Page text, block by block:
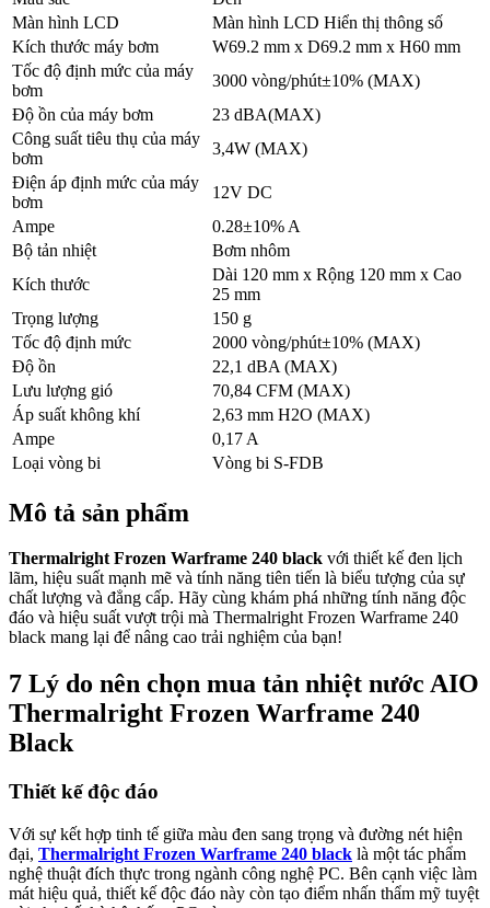
Màn hình LCD
Màn hình LCD Hiển thị thông số
Kích thước máy bơm
W69.2 mm x D69.2 mm x H60 mm
Tốc độ định mức của máy
bơm
3000 vòng/phút±10% (MAX)
Độ ồn của máy bơm
23 dBA(MAX)
Công suất tiêu thụ của máy
bơm
3,4W (MAX)
Điện áp định mức của máy
bơm
12V DC
Ampe
0.28±10% A
Bộ tản nhiệt
Bơm nhôm
Kích thước
Dài 120 mm x Rộng 120 mm x Cao
25 ​​mm
Trọng lượng
150 g
Tốc độ định mức
2000 vòng/phút±10% (MAX)
Độ ồn
22,1 dBA (MAX)
Lưu lượng gió
70,84 CFM (MAX)
Áp suất không khí
2,63 mm H2O (MAX)
Ampe
0,17 A
Loại vòng bi
Vòng bi S-FDB
Mô tả sản phẩm
Thermalright Frozen Warframe 240 black với thiết kế đen lịch
lãm, hiệu suất mạnh mẽ và tính năng tiên tiến là biểu tượng của sự
chất lượng và đẳng cấp. Hãy cùng khám phá những tính năng độc
đáo và hiệu suất vượt trội mà Thermalright Frozen Warframe 240
black mang lại để nâng cao trải nghiệm của bạn!
7 Lý do nên chọn mua tản nhiệt nước AIO
Thermalright Frozen Warframe 240
Black
Thiết kế độc đáo
Với sự kết hợp tinh tế giữa màu đen sang trọng và đường nét hiện
đại, Thermalright Frozen Warframe 240 black là một tác phẩm
nghệ thuật đích thực trong ngành công nghệ PC. Bên cạnh việc làm
mát hiệu quả, thiết kế độc đáo này còn tạo điểm nhấn thẩm mỹ tuyệt